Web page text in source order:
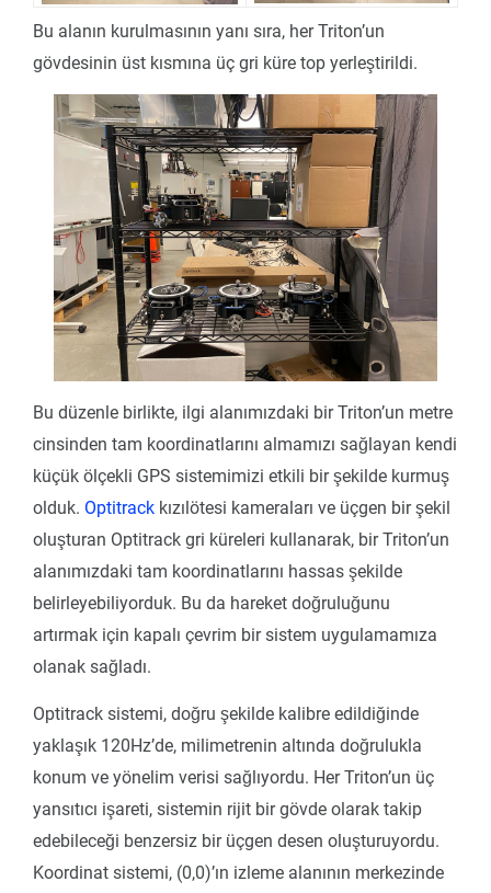
Bu alanın kurulmasının yanı sıra, her Triton’un
gövdesinin üst kısmına üç gri küre top yerleştirildi.
Bu düzenle birlikte, ilgi alanımızdaki bir Triton’un metre
cinsinden tam koordinatlarını almamızı sağlayan kendi
küçük ölçekli GPS sistemimizi etkili bir şekilde kurmuş
olduk. Optitrack kızılötesi kameraları ve üçgen bir şekil
oluşturan Optitrack gri küreleri kullanarak, bir Triton’un
alanımızdaki tam koordinatlarını hassas şekilde
belirleyebiliyorduk. Bu da hareket doğruluğunu
artırmak için kapalı çevrim bir sistem uygulamamıza
olanak sağladı.
Optitrack sistemi, doğru şekilde kalibre edildiğinde
yaklaşık 120Hz’de, milimetrenin altında doğrulukla
konum ve yönelim verisi sağlıyordu. Her Triton’un üç
yansıtıcı işareti, sistemin rijit bir gövde olarak takip
edebileceği benzersiz bir üçgen desen oluşturuyordu.
Koordinat sistemi, (0,0)’ın izleme alanının merkezinde